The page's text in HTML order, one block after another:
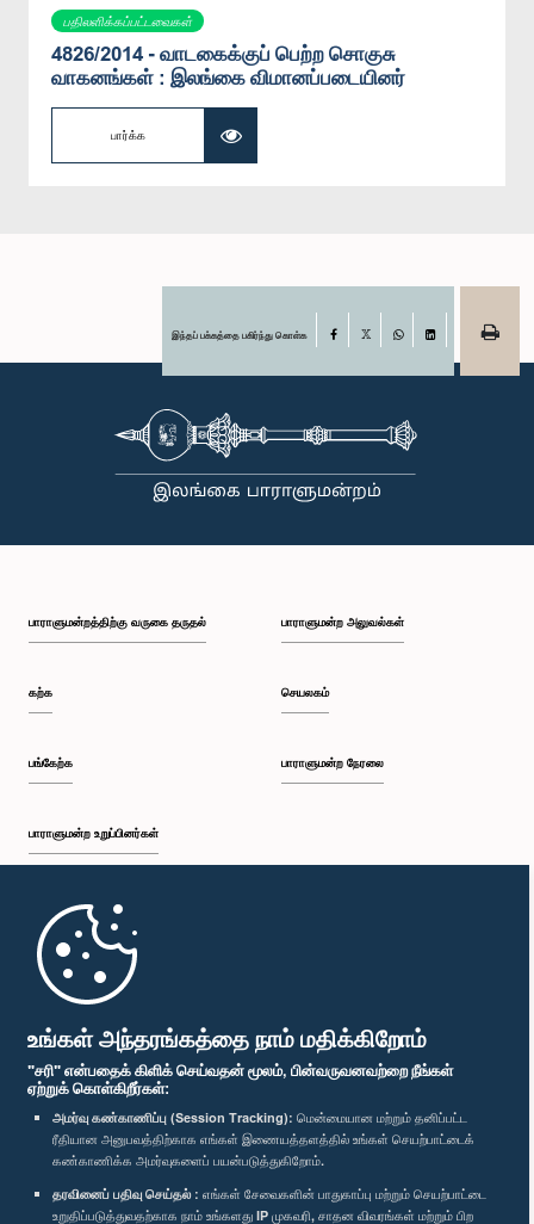
உங்கள் அந்தரங்கத்தை நாம் மதிக்கிறோம்
"சரி" என்பதைக் கிளிக் செய்வதன் மூலம், பின்வருவனவற்றை நீங்கள்
ஏற்றுக் கொள்கிறீர்கள்:
அமர்வு கண்காணிப்பு (Session Tracking): மென்மையான மற்றும் தனிப்பட்ட
ரீதியான அனுபவத்திற்காக எங்கள் இணையத்தளத்தில் உங்கள் செயற்பாட்டைக்
கண்காணிக்க அமர்வுகளைப் பயன்படுத்துகிறோம்.
தரவினைப் பதிவு செய்தல் : எங்கள் சேவைகளின் பாதுகாப்பு மற்றும் செயற்பாட்டை
உறுதிப்படுத்துவதற்காக நாம் உங்களது IP முகவரி, சாதன விவரங்கள் மற்றும் பிற
பதிலளிக்கப்பட்டவைகள்
4826/2014 - வாடகைக்குப் பெற்ற சொகுசு
வாகனங்கள் : இலங்கை விமானப்படையினர்
பார்க்க
இந்தப் பக்கத்தை பகிர்ந்து கொள்க Facebook
பாராளுமன்றத்திற்கு வருகை தருதல்
கற்க
பங்கேற்க
பாராளுமன்ற உறுப்பினர்கள்
முதற்பக்கம்
பாராளுமன்ற அலுவல்கள்
செயலகம்
பாராளுமன்ற நேரலை
பாராளுமன்ற கையடக்க செயலி
எம்மை பின்தொடர்க :
விருதுகள்